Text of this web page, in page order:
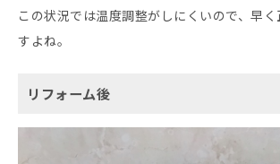
この状況では温度調整がしにくいので、早
すよね。
リフォーム後